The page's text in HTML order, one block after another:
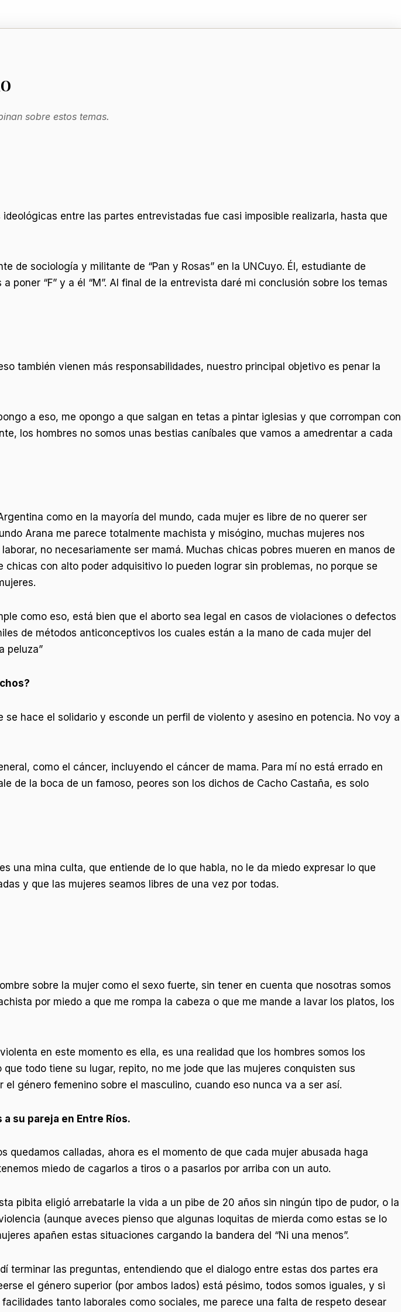
sobre estos temas.
entre las partes entrevistadas fue casi imposible realizarla, hasta que
de sociología y militante de “Pan y Rosas” en la UNCuyo. Él, estudiante de
“F” y a él “M”. Al final de la entrevista daré mi conclusión sobre los temas
también vienen más responsabilidades, nuestro principal objetivo es penar la
a eso, me opongo a que salgan en tetas a pintar iglesias y que corrompan con
los hombres no somos unas bestias caníbales que vamos a amedrentar a cada
como en la mayoría del mundo, cada mujer es libre de no querer ser
Arana me parece totalmente machista y misógino, muchas mujeres nos
no necesariamente ser mamá. Muchas chicas pobres mueren en manos de
con alto poder adquisitivo lo pueden lograr sin problemas, no porque se
como eso, está bien que el aborto sea legal en casos de violaciones o defectos
de métodos anticonceptivos los cuales están a la mano de cada mujer del
peluza”
hace el solidario y esconde un perfil de violento y asesino en potencia. No voy a
como el cáncer, incluyendo el cáncer de mama. Para mí no está errado en
de la boca de un famoso, peores son los dichos de Cacho Castaña, es solo
una mina culta, que entiende de lo que habla, no le da miedo expresar lo que
y que las mujeres seamos libres de una vez por todas.
sobre la mujer como el sexo fuerte, sin tener en cuenta que nosotras somos
por miedo a que me rompa la cabeza o que me mande a lavar los platos, los
en este momento es ella, es una realidad que los hombres somos los
todo tiene su lugar, repito, no me jode que las mujeres conquisten sus
género femenino sobre el masculino, cuando eso nunca va a ser así.
su pareja en Entre Ríos.
quedamos calladas, ahora es el momento de que cada mujer abusada haga
miedo de cagarlos a tiros o a pasarlos por arriba con un auto.
pibita eligió arrebatarle la vida a un pibe de 20 años sin ningún tipo de pudor, o la
(aunque aveces pienso que algunas loquitas de mierda como estas se lo
apañen estas situaciones cargando la bandera del “Ni una menos”.
terminar las preguntas, entendiendo que el dialogo entre estas dos partes era
el género superior (por ambos lados) está pésimo, todos somos iguales, y si
tanto laborales como sociales, me parece una falta de respeto desear